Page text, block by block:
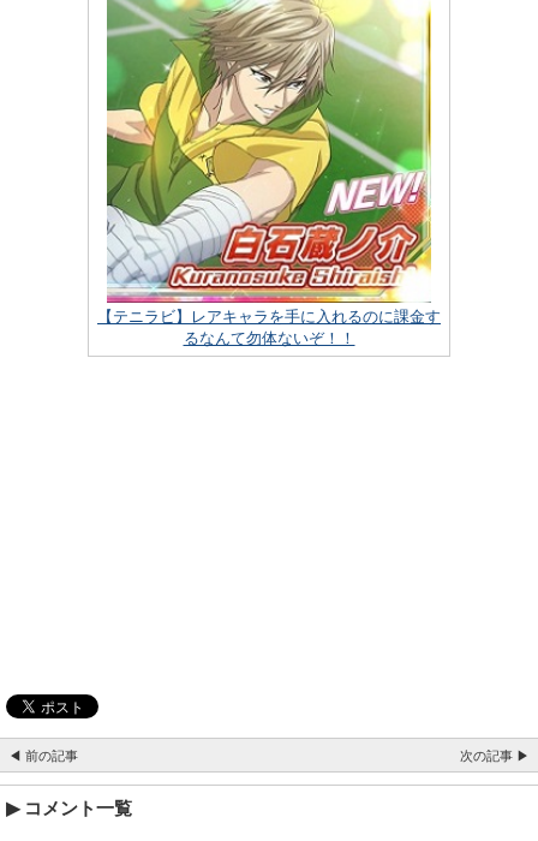
【テニラビ】レアキャラを手に入れるのに課金す
るなんて勿体ないぞ！！
◀ 前の記事 次の記事 ▶
コメント一覧